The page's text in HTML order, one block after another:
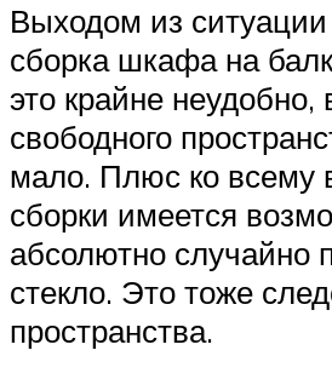
Выходом из ситуации
сборка шкафа на
это крайне неудобно,
свободного
мало. Плюс ко всему
сборки имеется
абсолютно случайно
стекло. Это тоже
пространства.